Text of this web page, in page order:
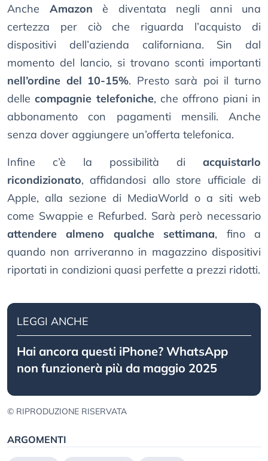
Anche Amazon è diventata negli anni una
certezza per ciò che riguarda l’acquisto di
dispositivi dell’azienda californiana. Sin dal
momento del lancio, si trovano sconti importanti
nell’ordine del 10-15%. Presto sarà poi il turno
dellecompagnie telefoniche, che offrono piani in
abbonamento con pagamenti mensili. Anche
senza dover aggiungere un’offerta telefonica.
Infine c’è la possibilità di acquistarlo
ricondizionato, affidandosi allo store ufficiale di
Apple, alla sezione di MediaWorld o a siti web
come Swappie e Refurbed. Sarà però necessario
attendere almeno qualche settimana, fino a
quando non arriveranno in magazzino dispositivi
riportati in condizioni quasi perfette a prezzi ridotti.
LEGGI ANCHE
Hai ancora questi iPhone? WhatsApp
non funzionerà più da maggio 2025
© RIPRODUZIONE RISERVATA
ARGOMENTI